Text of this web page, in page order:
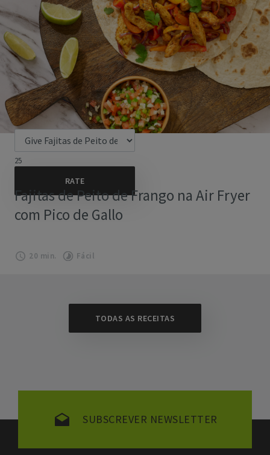
25
Fajitas de Peito de Frango na Air Fryer
com Pico de Gallo
20 min. Fácil
TODAS AS RECEITAS
SUBSCREVER NEWSLETTER